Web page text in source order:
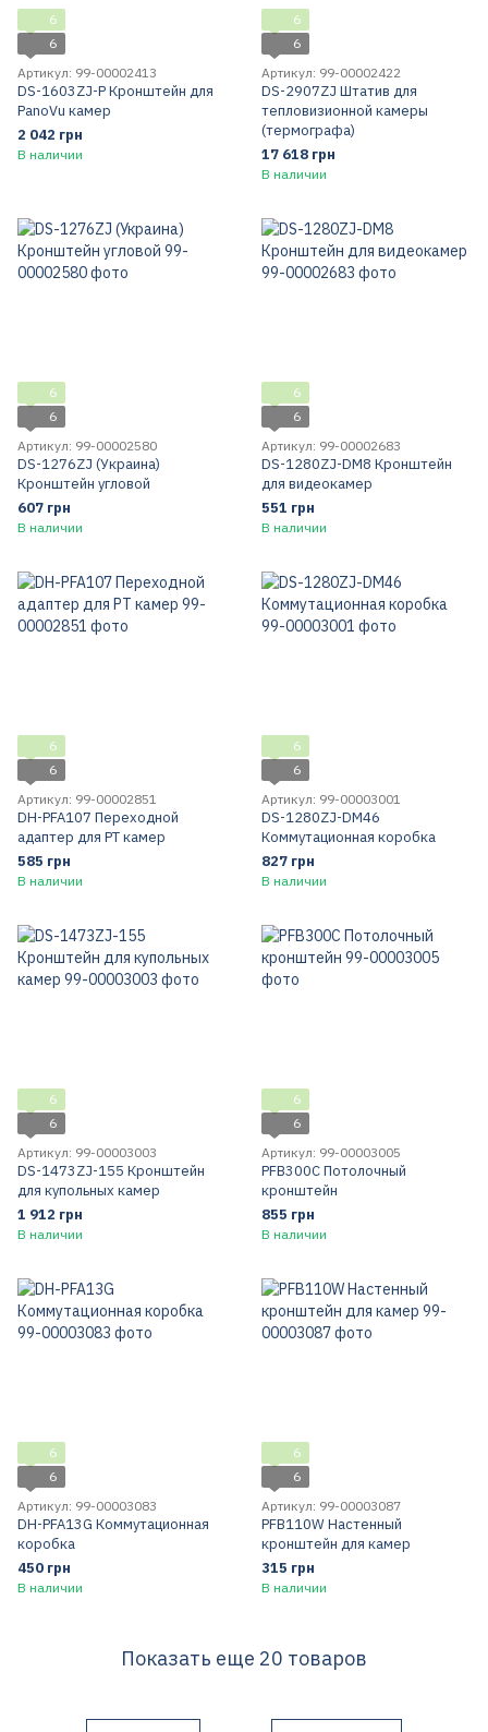
6
6
Артикул: 99-00002413
DS-1603ZJ-P Кронштейн для
PanoVu камер
2 042 грн
В наличии
6
6
Артикул: 99-00002422
DS-2907ZJ Штатив для
тепловизионной камеры
(термографа)
17 618 грн
В наличии
6
6
Артикул: 99-00002580
DS-1276ZJ (Украина)
Кронштейн угловой
607 грн
В наличии
6
6
Артикул: 99-00002683
DS-1280ZJ-DM8 Кронштейн
для видеокамер
551 грн
В наличии
6
6
Артикул: 99-00002851
DH-PFA107 Переходной
адаптер для PT камер
585 грн
В наличии
6
6
Артикул: 99-00003001
DS-1280ZJ-DM46
Коммутационная коробка
827 грн
В наличии
6
6
Артикул: 99-00003003
DS-1473ZJ-155 Кронштейн
для купольных камер
1 912 грн
В наличии
6
6
Артикул: 99-00003005
PFB300C Потолочный
кронштейн
855 грн
В наличии
6
6
Артикул: 99-00003083
DH-PFA13G Коммутационная
коробка
450 грн
В наличии
6
6
Артикул: 99-00003087
PFB110W Настенный
кронштейн для камер
315 грн
В наличии
Показать еще 20 товаров